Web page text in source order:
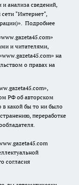
анализа сведений,
"Интернет",
Подробнее
и читателями,
на
о правах на
РФ об авторском
какой бы то ни было
переработке
согласия